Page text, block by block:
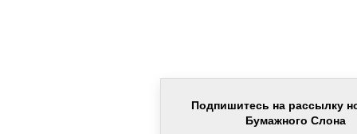
Подпишитесь на рассылку
Бумажного Слона